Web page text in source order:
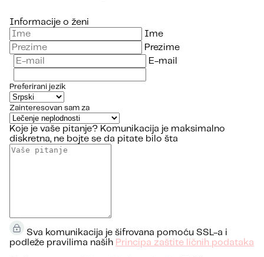
Informacije o ženi
Ime
Prezime
E-mail
Preferirani jezik
Zainteresovan sam za
Koje je vaše pitanje? Komunikacija je maksimalno
diskretna, ne bojte se da pitate bilo šta
Sva komunikacija je šifrovana pomoću SSL-a i
podleže pravilima naših Principa zaštite ličnih podataka